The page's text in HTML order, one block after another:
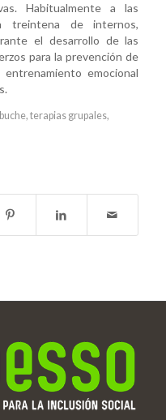
Habitualmente a las
treintena de internos,
el desarrollo de las
para la prevención de
emocional
, terapias grupales,